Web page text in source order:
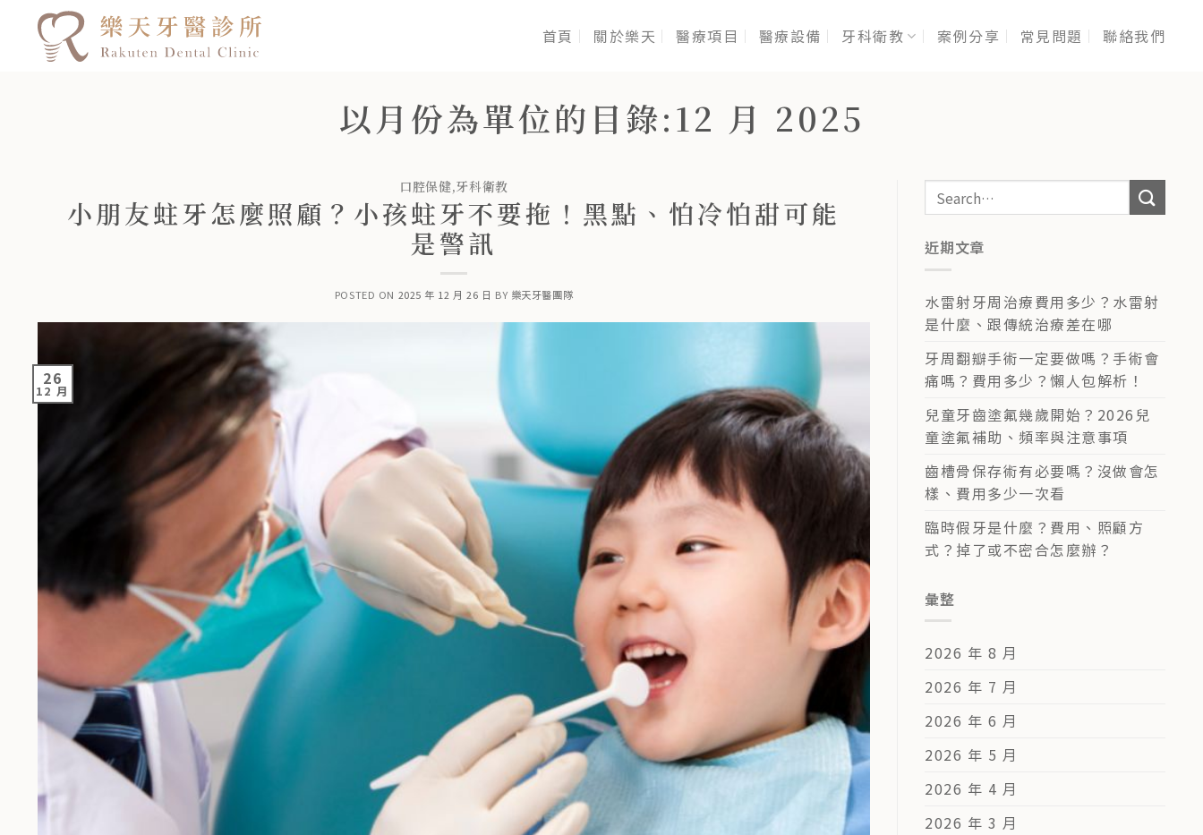
首頁 關於樂天 醫療項目 醫療設備 牙科衛教 案例分享 常見問題 聯絡我們
以月份為單位的目錄:12 月 2025
口腔保健,牙科衛教
小朋友蛀牙怎麼照顧？小孩蛀牙不要拖！黑點、怕冷怕甜可能
是警訊
POSTED ON 2025 年 12 月 26 日 BY 樂天牙醫團隊
26
12 月
近期文章
水雷射牙周治療費用多少？水雷射
是什麼、跟傳統治療差在哪
牙周翻瓣手術一定要做嗎？手術會
痛嗎？費用多少？懶人包解析！
兒童牙齒塗氟幾歲開始？2026兒
童塗氟補助、頻率與注意事項
齒槽骨保存術有必要嗎？沒做會怎
樣、費用多少一次看
臨時假牙是什麼？費用、照顧方
式？掉了或不密合怎麼辦？
彙整
2026 年 8 月
2026 年 7 月
2026 年 6 月
2026 年 5 月
2026 年 4 月
2026 年 3 月